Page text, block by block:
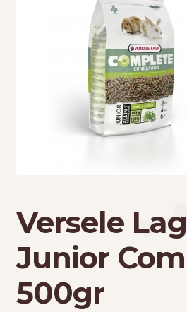
Κρεβατάκια
Τσάντες μεταφοράς
Versele
Junior
500gr